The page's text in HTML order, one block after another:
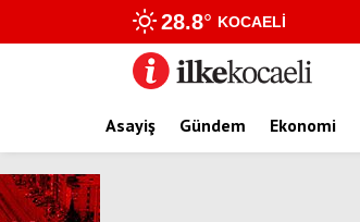
28.8° KOCAELI
Asayiş Gündem Ekonomi